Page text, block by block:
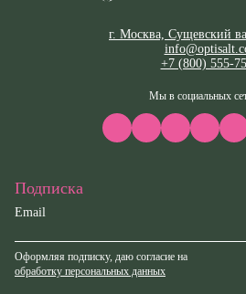
г. Москва, Сущевский
+7 (800) 555-
Мы в социальных
Подписка
Email
Оформляя подписку, даю согласие на
обработку персональных данных